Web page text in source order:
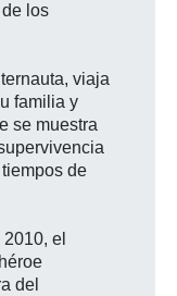
los
viaja
familia y
se muestra
de
el
del